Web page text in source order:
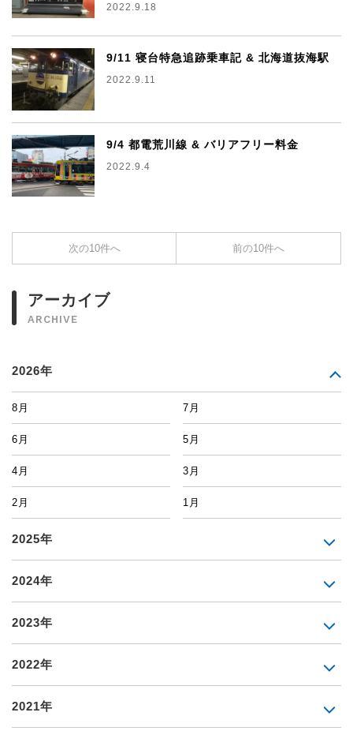
2022.9.18
9/11 寝台特急追跡乗車記 & 北海道抜海駅
2022.9.11
9/4 都電荒川線 & バリアフリー料金
2022.9.4
次の10件へ 前の10件へ
アーカイブ
ARCHIVE
2026年
8月 7月
6月 5月
4月 3月
2月 1月
2025年
2024年
2023年
2022年
2021年